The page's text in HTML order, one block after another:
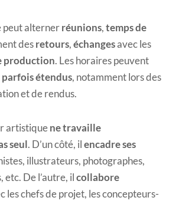
peut alterner réunions, temps de
des retours,échangesavec les
production. Les horaires peuvent
étendus, notamment lors des
et de rendus.
artistique ne travaille
seul . D’un côté, ilencadre ses
illustrateurs, photographes,
etc. De l’autre, ilcollabore
les chefs de projet, les concepteurs-